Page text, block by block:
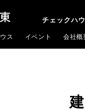
チェックハ
ス イベント 会社概